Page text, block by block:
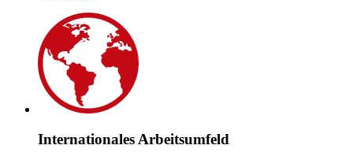
Internationales Arbeitsumfeld